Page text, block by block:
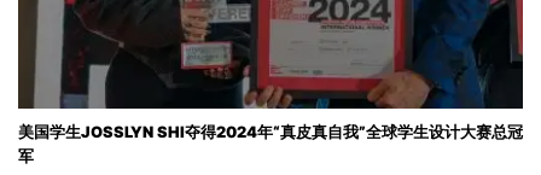
美国学生JOSSLYN SHI夺得2024年“真皮真自我”全球学生设计大赛总冠
军